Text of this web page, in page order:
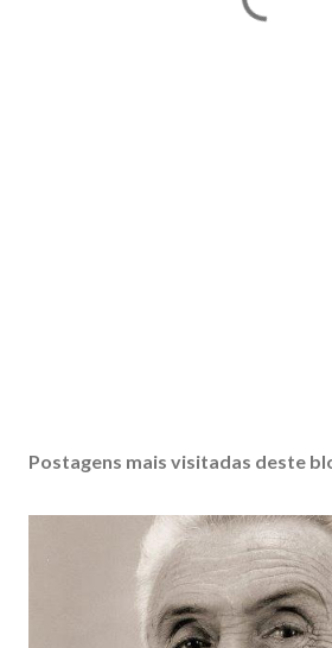
Postagens mais visitadas deste